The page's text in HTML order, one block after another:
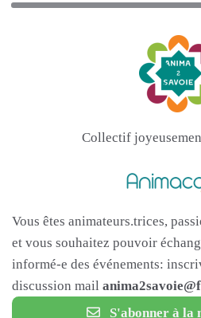
Collectif
Vous êtes animateurs.trices,
et vous souhaitez pouvoir
informé-e des événements:
discussion mail
S'abonner à la